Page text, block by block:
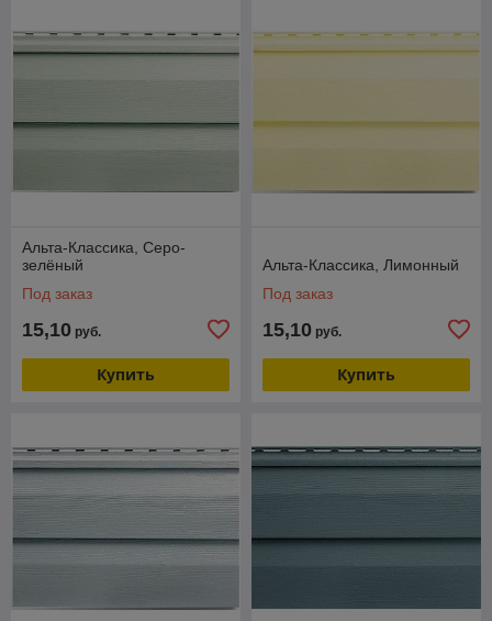
Альта-Классика, Серо-
зелёный
Под заказ
15,10 руб.
Купить
Альта-Классика, Лимонный
Под заказ
15,10 руб.
Купить